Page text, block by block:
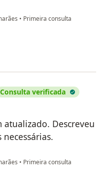
• Primeira consulta
Soares
Consulta verificada
Descreveu
• Primeira consulta